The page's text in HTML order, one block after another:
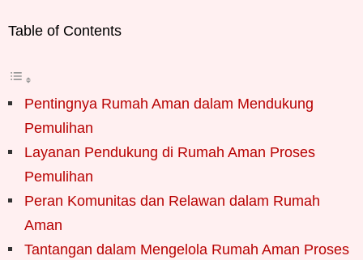
Table of Contents
Pentingnya Rumah Aman dalam Mendukung
Pemulihan
Layanan Pendukung di Rumah Aman Proses
Pemulihan
Peran Komunitas dan Relawan dalam Rumah
Aman
Tantangan dalam Mengelola Rumah Aman Proses